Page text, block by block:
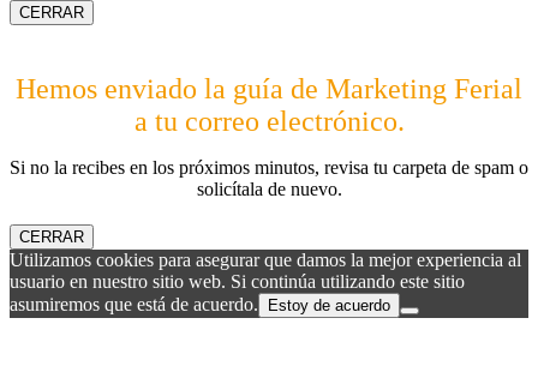
CERRAR
Hemos enviado la guía de Marketing Ferial
a tu correo electrónico.
Si no la recibes en los próximos minutos, revisa tu carpeta de spam o
solicítala de nuevo.
CERRAR
Utilizamos cookies para asegurar que damos la mejor experiencia al
usuario en nuestro sitio web. Si continúa utilizando este sitio
asumiremos que está de acuerdo.
Estoy de acuerdo